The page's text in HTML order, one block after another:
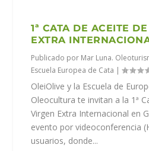
1ª CATA DE ACEITE
EXTRA
Publicado por Mar Luna.
Escuela Europea de Cata |
OleiOlive y la Escuela de
Oleocultura te invitan a la 1ª
Virgen Extra Internacional en
evento por videoconferencia
usuarios, donde...